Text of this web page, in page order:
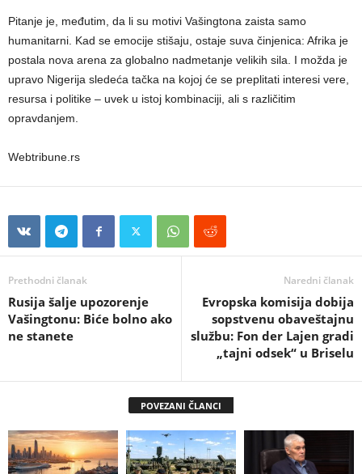
Pitanje je, međutim, da li su motivi Vašingtona zaista samo
humanitarni. Kad se emocije stišaju, ostaje suva činjenica: Afrika je
postala nova arena za globalno nadmetanje velikih sila. I možda je
upravo Nigerija sledeća tačka na kojoj će se preplitati interesi vere,
resursa i politike – uvek u istoj kombinaciji, ali s različitim
opravdanjem.
Webtribune.rs
Prethodni članak
Rusija šalje upozorenje
Vašingtonu: Biće bolno ako
ne stanete
Naredni članak
Evropska komisija dobija
sopstvenu obaveštajnu
službu: Fon der Lajen gradi
„tajni odsek“ u Briselu
POVEZANI ČLANCI